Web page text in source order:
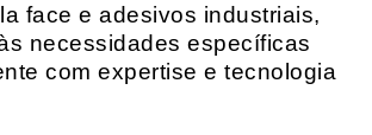
face e adesivos industriais,
necessidades específicas
com expertise e tecnologia